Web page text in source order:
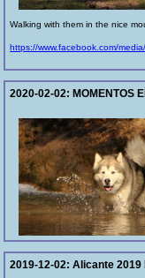
Walking with them in the nice
https://www.facebook.com/
2020-02-02:MOMENTOS
2019-12-02:Alicante 2019